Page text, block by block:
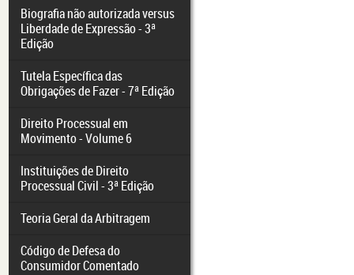
Biografia não autorizada versus
Liberdade de Expressão - 3ª
Edição
Tutela Específica das
Obrigações de Fazer - 7ª Edição
Direito Processual em
Movimento - Volume 6
Instituições de Direito
Processual Civil - 3ª Edição
Teoria Geral da Arbitragem
Código de Defesa do
Consumidor Comentado